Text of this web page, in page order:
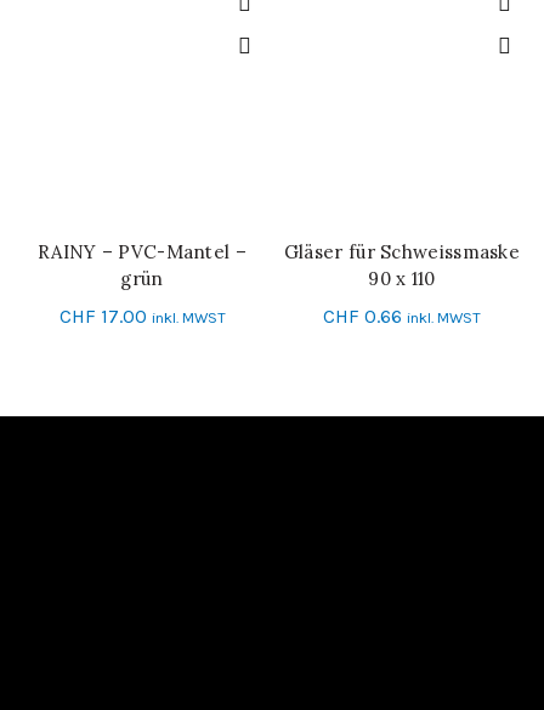
IN DEN WARENKORB
RAINY – PVC-Mantel –
grün
CHF 17.00 inkl. MWST
IN DEN WARENKORB
Gläser für Schweissmaske
90 x 110
CHF 0.66 inkl. MWST